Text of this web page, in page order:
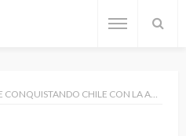
CHILE CON LA APERTURA DE SU TERCERA TIENDA